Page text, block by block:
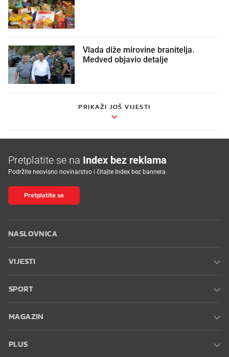
Vlada diže mirovine branitelja.
Medved objavio detalje
PRIKAŽI JOŠ VIJESTI
Pretplatite se na Index bez reklama
Podržite neovisno novinarstvo i čitajte Index bez bannera.
Pretplatite se
NASLOVNICA
VIJESTI
SPORT
MAGAZIN
PLUS